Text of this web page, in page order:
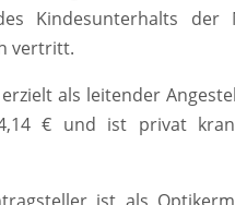
Kindesunterhalts
vertritt.
als leitender
€ und ist privat